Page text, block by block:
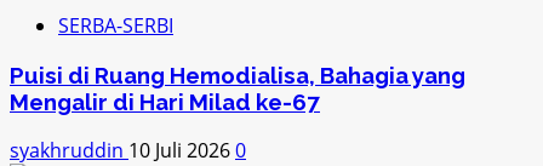
SERBA-SERBI
Puisi di Ruang Hemodialisa, Bahagia yang
Mengalir di Hari Milad ke-67
syakhruddin 10 Juli 20260